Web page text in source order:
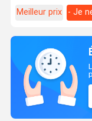
Meilleur prix
- Je